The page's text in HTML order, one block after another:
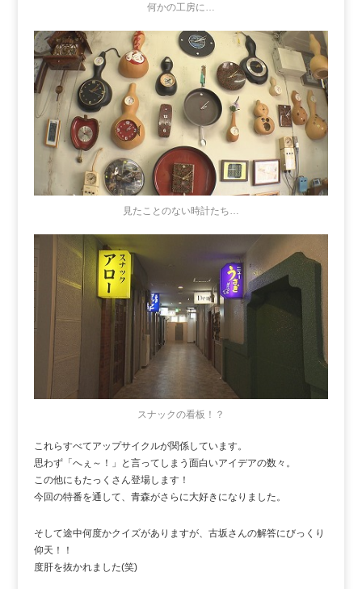
何かの工房に…
見たことのない時計たち…
スナックの看板！？
これらすべてアップサイクルが関係しています。
思わず「へぇ～！」と言ってしまう面白いアイデアの数々。
この他にもたっくさん登場します！
今回の特番を通して、青森がさらに大好きになりました。
そして途中何度かクイズがありますが、古坂さんの解答にびっくり
仰天！！
度肝を抜かれました(笑)